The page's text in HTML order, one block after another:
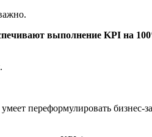
выполнение KPI на
переформулировать бизнес-